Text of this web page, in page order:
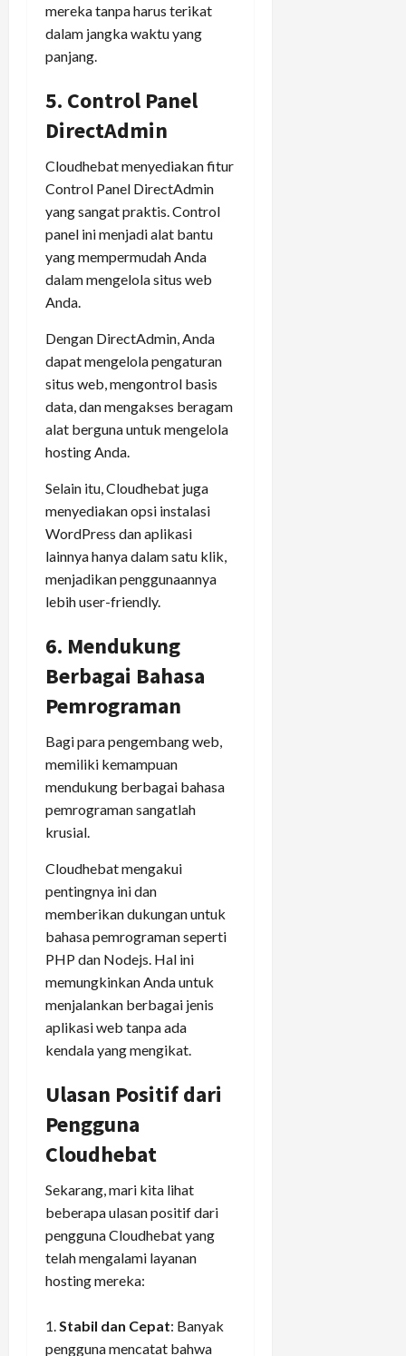
mereka tanpa harus terikat
dalam jangka waktu yang
panjang.
5. Control Panel
DirectAdmin
Cloudhebat menyediakan fitur
Control Panel DirectAdmin
yang sangat praktis. Control
panel ini menjadi alat bantu
yang mempermudah Anda
dalam mengelola situs web
Anda.
Dengan DirectAdmin, Anda
dapat mengelola pengaturan
situs web, mengontrol basis
data, dan mengakses beragam
alat berguna untuk mengelola
hosting Anda.
Selain itu, Cloudhebat juga
menyediakan opsi instalasi
WordPress dan aplikasi
lainnya hanya dalam satu klik,
menjadikan penggunaannya
lebih user-friendly.
6. Mendukung
Berbagai Bahasa
Pemrograman
Bagi para pengembang web,
memiliki kemampuan
mendukung berbagai bahasa
pemrograman sangatlah
krusial.
Cloudhebat mengakui
pentingnya ini dan
memberikan dukungan untuk
bahasa pemrograman seperti
PHP dan Nodejs. Hal ini
memungkinkan Anda untuk
menjalankan berbagai jenis
aplikasi web tanpa ada
kendala yang mengikat.
Ulasan Positif dari
Pengguna
Cloudhebat
Sekarang, mari kita lihat
beberapa ulasan positif dari
pengguna Cloudhebat yang
telah mengalami layanan
hosting mereka:
Stabil dan Cepat: Banyak
pengguna mencatat bahwa